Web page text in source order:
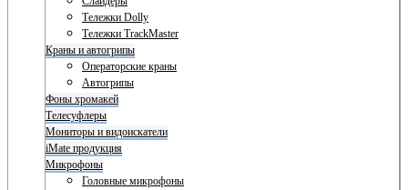
Тележки Dolly
Тележки TrackMaster
Краны и автогрипы
Операторские краны
Автогрипы
Фоны хромакей
Телесуфлеры
Мониторы и видоискатели
iMate продукция
Микрофоны
Головные микрофоны